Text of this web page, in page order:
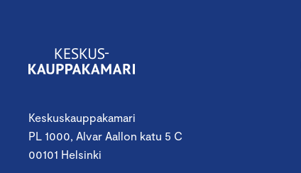
Keskuskauppakamari
PL 1000, Alvar Aallon katu 5 C
00101 Helsinki